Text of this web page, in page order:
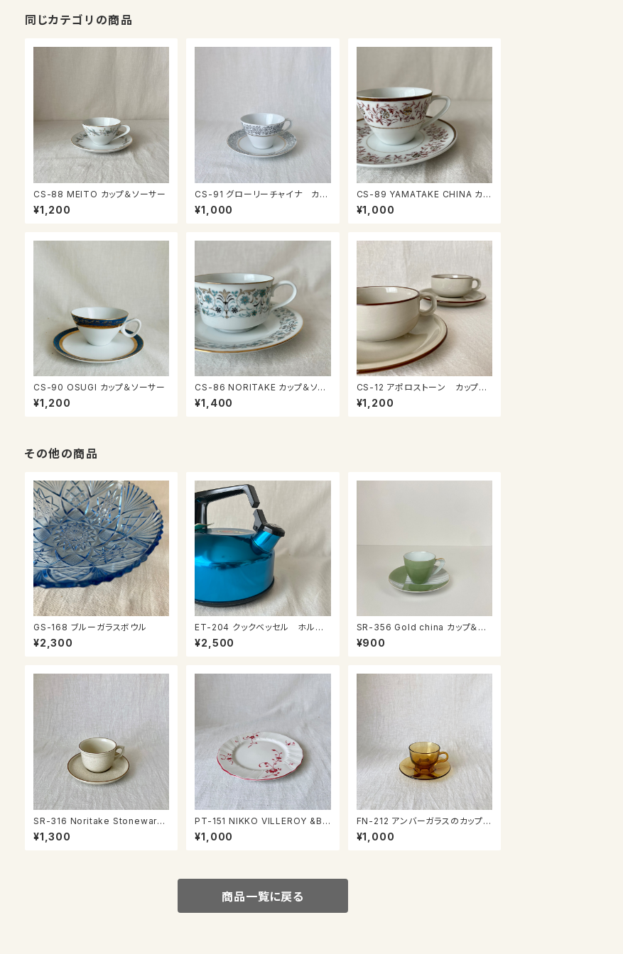
同じカテゴリの商品
CS-88 MEITO カップ＆ソーサー
¥1,200
CS-91 グローリーチャイナ カッ
プ＆ソーサー
¥1,000
CS-89 YAMATAKE CHINA カッ
プ＆ソーサー
¥1,000
CS-90 OSUGI カップ＆ソーサー
¥1,200
CS-86 NORITAKE カップ＆ソー
サー
¥1,400
CS-12 アポロストーン カップ＆
ソーサー
¥1,200
その他の商品
GS-168 ブルーガラスボウル
¥2,300
ET-204 クックベッセル ホルン
ケトル２ℓ
¥2,500
SR-356 Gold china カップ＆ソ
ーサー
¥900
SR-316 Noritake Stoneware
カップ＆ソーサー
¥1,300
PT-151 NIKKO VILLEROY &BO
CH Wネームプレート
¥1,000
FN-212 アンバーガラスのカップ＆
ソーサー
¥1,000
商品一覧に戻る